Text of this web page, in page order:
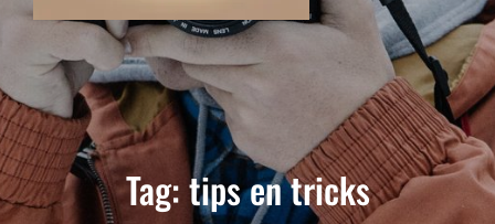
Tag:tips en tricks